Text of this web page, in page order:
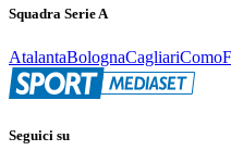
Squadra Serie A
AtalantaBolognaCagliariComo
Seguici su